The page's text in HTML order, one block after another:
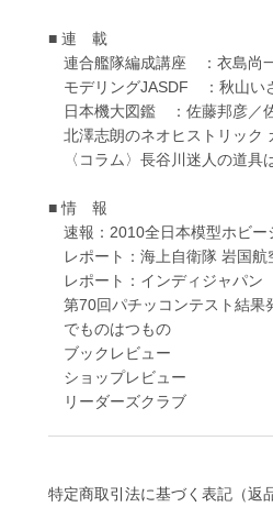
■ 連 載
連合艦隊編成講座 ：衣島尚
モデリングJASDF ：秋山い
日本機大図鑑 ：佐藤邦彦／
北澤志朗のネオヒストリック
〈コラム〉長谷川迷人の道具
■ 情 報
速報：2010全日本模型ホビー
レポート：海上自衛隊 岩国航
レポート：インディジャパン
第70回パチッコンテスト結果
でものはつもの
ブックレビュー
ショップレビュー
リーダーズクラブ
特定商取引法に基づく表記（返